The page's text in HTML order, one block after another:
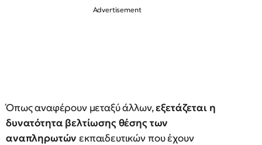
Όπως αναφέρουν μεταξύ άλλων,εξετάζεται η
δυνατότητα βελτίωσης θέσης των
αναπληρωτώνεκπαιδευτικών που έχουν